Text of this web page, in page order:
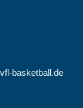
basketball.de